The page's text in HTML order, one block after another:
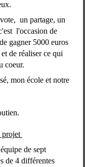
un partage, un
l'occasion de
gagner 5000 euros
de réaliser ce qui
coeur.
mon école et notre
projet
de sept
de 4 différentes